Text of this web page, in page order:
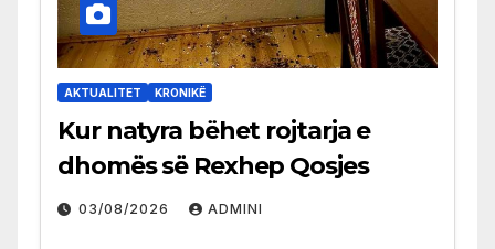
AKTUALITET KRONIKË
Kur natyra bëhet rojtarja e
dhomës së Rexhep Qosjes
03/08/2026 ADMINI